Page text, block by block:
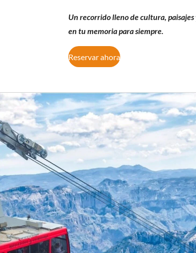
Un recorrido lleno de cultura,
en tu memoria para siempre.
Reservar ahora